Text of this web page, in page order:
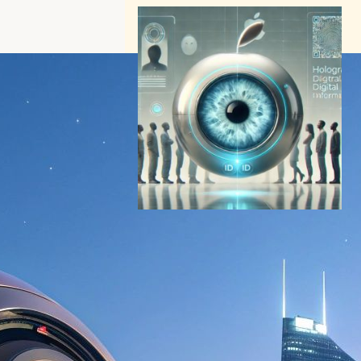
サム・アルトマンの野心的プ
ロジェクトが抱える課題と可
デジタルアイデンティティニュース｜